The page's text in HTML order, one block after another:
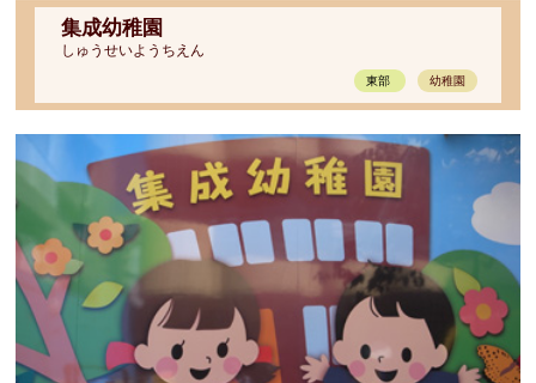
集成幼稚園
しゅうせいようちえん
東部 幼稚園